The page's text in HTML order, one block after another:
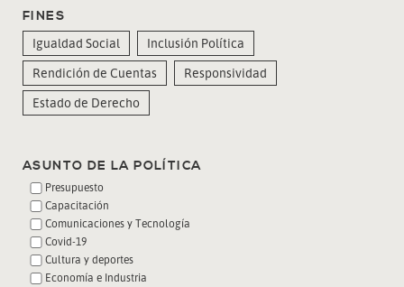
FINES
Igualdad Social
Inclusión Política
Rendición de Cuentas
Responsividad
Estado de Derecho
ASUNTO DE LA POLÍTICA
Presupuesto
Capacitación
Comunicaciones y Tecnología
Covid-19
Cultura y deportes
Economía e Industria